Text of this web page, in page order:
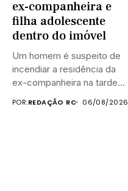
ex-companheira e
filha adolescente
dentro do imóvel
Um homem é suspeito de
incendiar a residência da
ex-companheira na tarde...
POR:REDAÇÃO RC 06/08/2026